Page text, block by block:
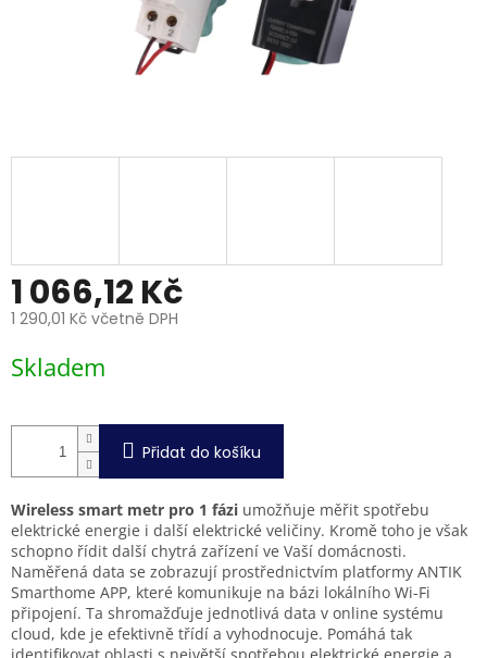
1 066,12 Kč
1 290,01 Kč včetně DPH
cena:
Skladem
Přidat do košíku
Wireless smart metr pro 1 fázi umožňuje měřit spotřebu
elektrické energie i další elektrické veličiny. Kromě toho je však
schopno řídit další chytrá zařízení ve Vaší domácnosti.
Naměřená data se zobrazují prostřednictvím platformy ANTIK
Smarthome APP, které komunikuje na bázi lokálního Wi-Fi
připojení. Ta shromažďuje jednotlivá data v online systému
cloud, kde je efektivně třídí a vyhodnocuje. Pomáhá tak